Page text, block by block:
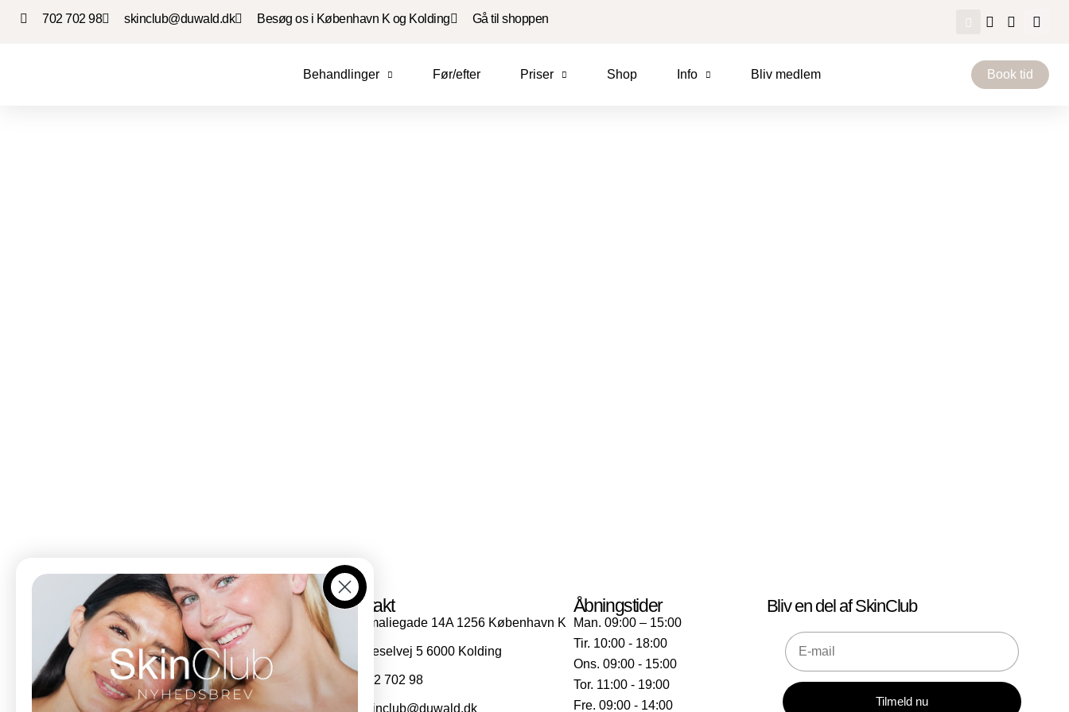
702 702 98 skinclub@duwald.dk Besøg os i København K og Kolding Gå til shoppen
Behandlinger Før/efter Priser Shop Info Bliv medlem Book tid
Düwald og SkinClub er søsterbrands under samme
ejerskab. I Kolding finder du begge universer samlet
under ét tag, mens SkinClub København udelukkende
tilbyder kosmetiske behandlinger og hudpleje.
Kontakt
Amaliegade 14A 1256 København K
Dieselvej 5 6000 Kolding
702 702 98
skinclub@duwald.dk
Åbningstider
Man. 09:00 – 15:00
Tir. 10:00 - 18:00
Ons. 09:00 - 15:00
Tor. 11:00 - 19:00
Fre. 09:00 - 14:00
Bliv en del af SkinClub
E-mail
Tilmeld nu